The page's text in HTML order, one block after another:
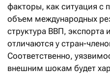
факторы, как ситуация с
объем международных
структура ВВП, экспорта
отличаются у стран-
Соответственно,
внешним шокам будет